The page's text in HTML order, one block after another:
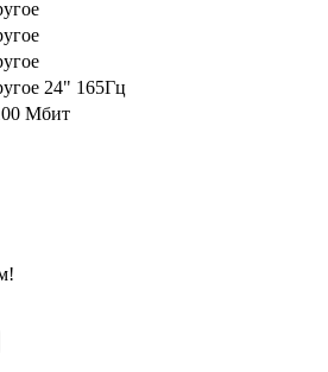
24" 165Гц
Мбит